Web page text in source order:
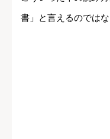
書」と言えるのではな